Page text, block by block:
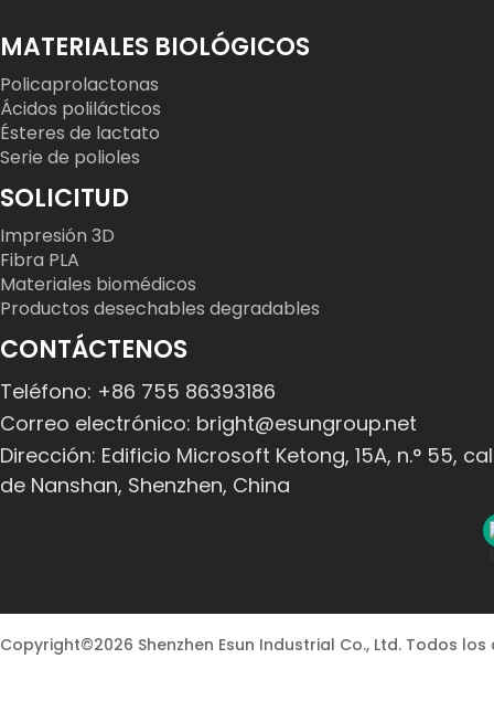
MATERIALES BIOLÓGICOS
Policaprolactonas
Ácidos polilácticos
Ésteres de lactato
Serie de polioles
SOLICITUD
Impresión 3D
Fibra PLA
Materiales biomédicos
Productos desechables degradables
CONTÁCTENOS
Teléfono: +86 755 86393186
Correo electrónico: bright@esungroup.net
Dirección: Edificio Microsoft Ketong, 15A, n.° 55,
de Nanshan, Shenzhen, China
Copyright©2026 Shenzhen Esun Industrial Co., Ltd. Todos